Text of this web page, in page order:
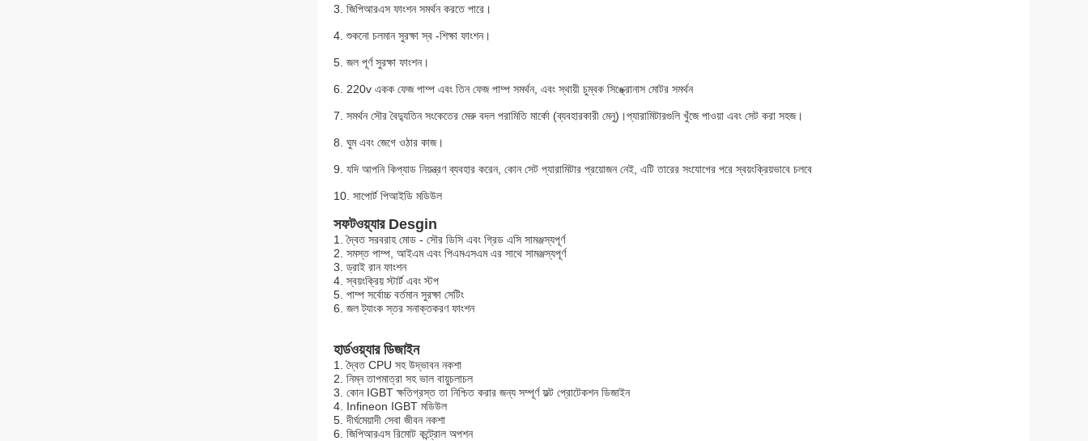
3. জিপিআরএস ফাংশন সমর্থন করতে পারে।
4. শুকনো চলমান সুরক্ষা স্ব -শিক্ষা ফাংশন।
5. জল পূর্ণ সুরক্ষা ফাংশন।
6. 220v একক ফেজ পাম্প এবং তিন ফেজ পাম্প সমর্থন, এবং স্থায়ী চুম্বক সিঙ্ক্রোনাস মোটর সমর্থন
7. সমর্থন সৌর বৈদ্যুতিন সংকেতের মেরু বদল পরামিতি মার্কো (ব্যবহারকারী মেনু)।প্যারামিটারগুলি খুঁজে পাওয়া এবং সেট করা সহজ।
8. ঘুম এবং জেগে ওঠার কাজ।
9. যদি আপনি কিপ্যাড নিয়ন্ত্রণ ব্যবহার করেন, কোন সেট প্যারামিটার প্রয়োজন নেই, এটি তারের সংযোগের পরে স্বয়ংক্রিয়ভাবে চলবে
10. সাপোর্ট পিআইডি মডিউল
সফটওয়্যার Desgin
1. দ্বৈত সরবরাহ মোড - সৌর ডিসি এবং গ্রিড এসি সামঞ্জস্যপূর্ণ
2. সমস্ত পাম্প, আইএম এবং পিএমএসএম এর সাথে সামঞ্জস্যপূর্ণ
3. ড্রাই রান ফাংশন
4. স্বয়ংক্রিয় স্টার্ট এবং স্টপ
5. পাম্প সর্বোচ্চ বর্তমান সুরক্ষা সেটিং
6. জল ট্যাংক স্তর সনাক্তকরণ ফাংশন
হার্ডওয়্যার ডিজাইন
1. দ্বৈত CPU সহ উদ্ভাবন নকশা
2. নিম্ন তাপমাত্রা সহ ভাল বায়ুচলাচল
3. কোন IGBT ক্ষতিগ্রস্ত তা নিশ্চিত করার জন্য সম্পূর্ণ ফল্ট প্রোটেকশন ডিজাইন
4. Infineon IGBT মডিউল
5. দীর্ঘমেয়াদী সেবা জীবন নকশা
6. জিপিআরএস রিমোট কন্ট্রোল অপশন